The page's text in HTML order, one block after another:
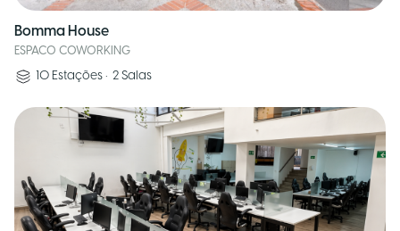
Bomma House
ESPACO COWORKING
10 Estações • 2 Salas